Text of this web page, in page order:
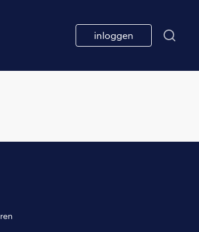
inloggen